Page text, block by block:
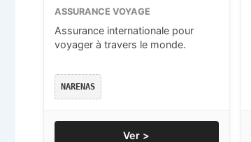
ASSURANCE VOYAGE
Assurance internationale pour
voyager à travers le monde.
NARENAS
Ver >